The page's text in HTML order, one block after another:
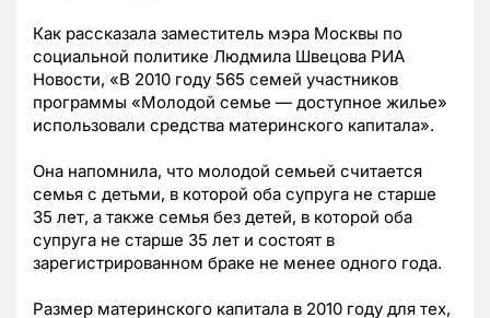
Как рассказала заместитель мэра Москвы по
социальной политике Людмила Швецова РИА
Новости, «В 2010 году 565 семей участников
программы «Молодой семье — доступное жилье»
использовали средства материнского капитала».
Она напомнила, что молодой семьей считается
семья с детьми, в которой оба супруга не старше
35 лет, а также семья без детей, в которой оба
супруга не старше 35 лет и состоят в
зарегистрированном браке не менее одного года.
Размер материнского капитала в 2010 году для тех,